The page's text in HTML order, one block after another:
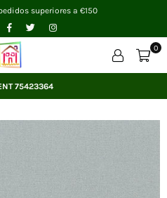
superiores a €150
FacebookTwitterInstagram
0
75423364